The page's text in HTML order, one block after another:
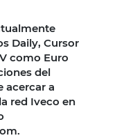
Daily, Cursor
como Euro
del
acercar a
red Iveco en